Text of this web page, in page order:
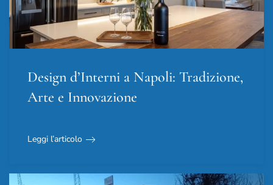
Design d’Interni a Napoli: Tradizione,
Arte e Innovazione
Leggi l’articolo